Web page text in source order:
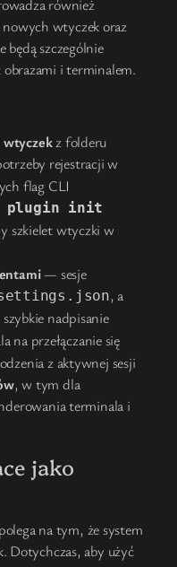
również
wtyczek oraz
będą szczególnie
i terminalem.
wtyczekz folderu
rejestracji w
flag CLI
plugin init
szkielet wtyczki w
— sesje
, a
nadpisanie
na przełączanie się
z aktywnej sesji
, w tym dla
terminala i
jako
na tym, że system
Dotychczas, aby użyć